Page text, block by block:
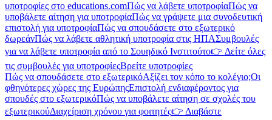
υποτροφίες στο educations.comΠώς να λάβετε υποτροφίαΠώς να
υποβάλετε αίτηση για υποτροφίαΠώς να γράψετε μια συνοδευτική
επιστολή για υποτροφίαΠώς να σπουδάσετε στο εξωτερικό
δωρεάνΠώς να λάβετε αθλητική υποτροφία στις ΗΠΑΣυμβουλές
για να λάβετε υποτροφία από το Σουηδικό Ινστιτούτο👉 Δείτε όλες
τις συμβουλές για υποτροφίεςΒρείτε υποτροφίες
Πώς να σπουδάσετε στο εξωτερικόΑξίζει τον κόπο το κολέγιο;Οι
φθηνότερες χώρες της ΕυρώπηςΕπιστολή ενδιαφέροντος για
σπουδές στο εξωτερικόΠώς να υποβάλετε αίτηση σε σχολές του
εξωτερικούΔιαχείριση χρόνου για φοιτητές👉 Διαβάστε